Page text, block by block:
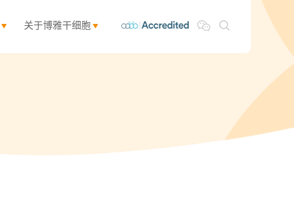
关于博雅干细胞